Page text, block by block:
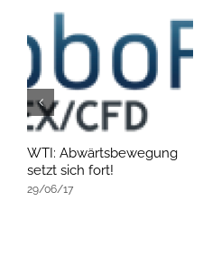
WTI: Abwärtsbewegung
setzt sich fort!
29/06/17